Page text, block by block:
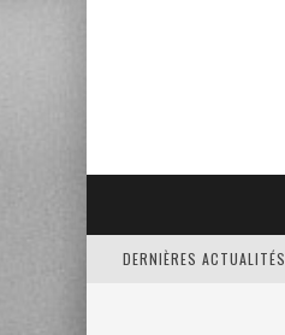
DERNIÈRES ACTUALITÉS